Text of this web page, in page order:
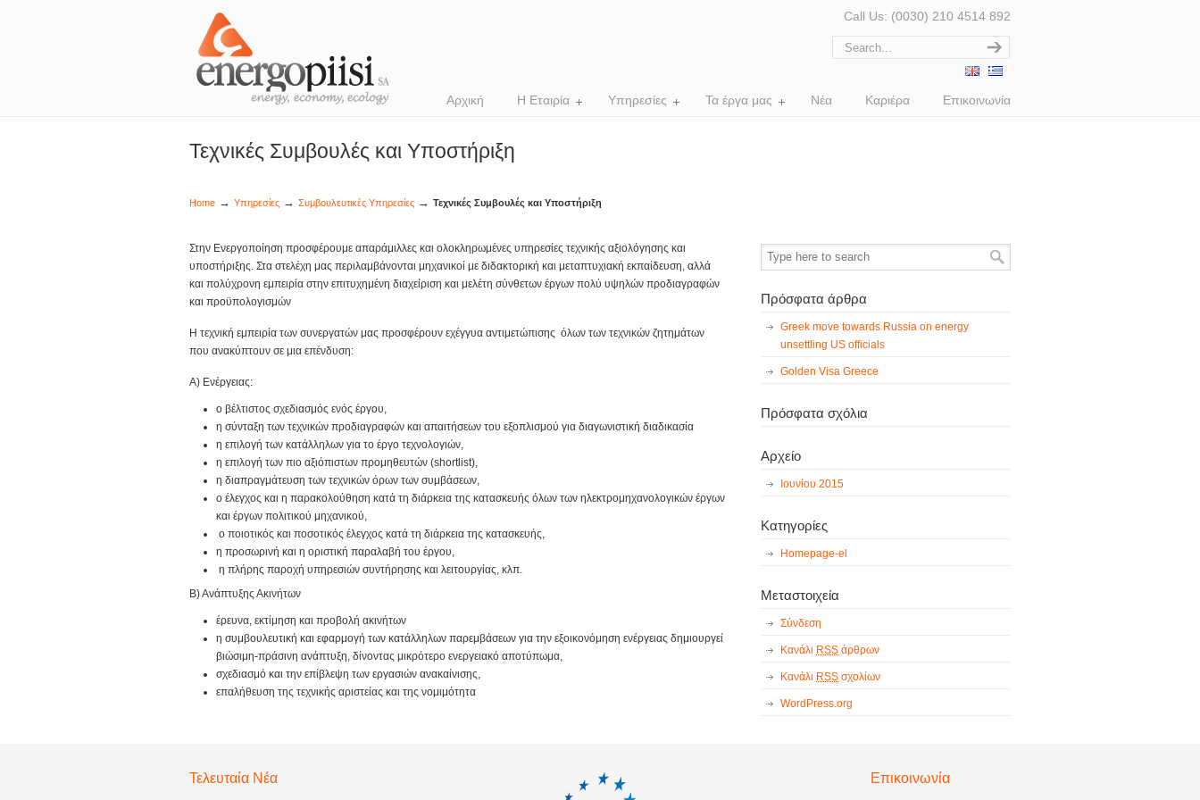
ενέργεια, οικονομία, οικολογία
Call Us: (0030) 210 4514 892
Αρχική Η Εταιρία Υπηρεσίες Τα έργα μας Νέα Καριέρα Επικοινωνία
Τεχνικές Συμβουλές και Υποστήριξη
Home → Υπηρεσίες → Συμβουλευτικές Υπηρεσίες → Τεχνικές Συμβουλές και Υποστήριξη
Στην Ενεργοποίηση προσφέρουμε απαράμιλλες και ολοκληρωμένες υπηρεσίες τεχνικής αξιολόγησης και
υποστήριξης. Στα στελέχη μας περιλαμβάνονται μηχανικοί με διδακτορική και μεταπτυχιακή εκπαίδευση, αλλά
και πολύχρονη εμπειρία στην επιτυχημένη διαχείριση και μελέτη σύνθετων έργων πολύ υψηλών προδιαγραφών
και προϋπολογισμών
Η τεχνική εμπειρία των συνεργατών μας προσφέρουν εχέγγυα αντιμετώπισης όλων των τεχνικών ζητημάτων
που ανακύπτουν σε μια επένδυση:
Α) Ενέργειας:
ο βέλτιστος σχεδιασμός ενός έργου,
η σύνταξη των τεχνικών προδιαγραφών και απαιτήσεων του εξοπλισμού για διαγωνιστική διαδικασία
η επιλογή των κατάλληλων για το έργο τεχνολογιών,
η επιλογή των πιο αξιόπιστων προμηθευτών (shortlist),
η διαπραγμάτευση των τεχνικών όρων των συμβάσεων,
ο έλεγχος και η παρακολούθηση κατά τη διάρκεια της κατασκευής όλων των ηλεκτρομηχανολογικών έργων
και έργων πολιτικού μηχανικού,
ο ποιοτικός και ποσοτικός έλεγχος κατά τη διάρκεια της κατασκευής,
η προσωρινή και η οριστική παραλαβή του έργου,
η πλήρης παροχή υπηρεσιών συντήρησης και λειτουργίας, κλπ.
Β) Ανάπτυξης Ακινήτων
έρευνα, εκτίμηση και προβολή ακινήτων
η συμβουλευτική και εφαρμογή των κατάλληλων παρεμβάσεων για την εξοικονόμηση ενέργειας δημιουργεί
βιώσιμη-πράσινη ανάπτυξη, δίνοντας μικρότερο ενεργειακό αποτύπωμα,
σχεδιασμό και την επίβλεψη των εργασιών ανακαίνισης,
επαλήθευση της τεχνικής αριστείας και της νομιμότητα
Πρόσφατα άρθρα
Greek move towards Russia on energy
unsettling US officials
Golden Visa Greece
Πρόσφατα σχόλια
Αρχείο
Ιουνίου 2015
Κατηγορίες
Homepage-el
Μεταστοιχεία
Σύνδεση
Κανάλι RSS άρθρων
Κανάλι RSS σχολίων
WordPress.org
Τελευταία Νέα Επικοινωνία